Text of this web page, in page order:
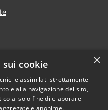
×
cookie
e assimilati strettamente
e alla navigazione del sito,
al solo fine di elaborare
e anonime.